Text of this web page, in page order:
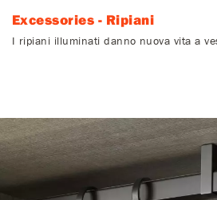
Excessories - Ripiani
I ripiani illuminati danno nuova vita a